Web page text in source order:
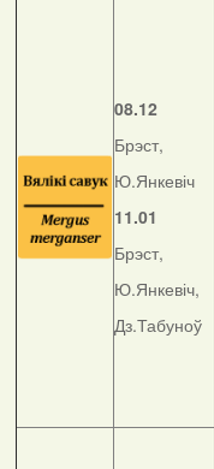
08.12
Брэст,
Ю.Янкевіч
11.01
Брэст,
Ю.Янкевіч,
Дз.Табуноў